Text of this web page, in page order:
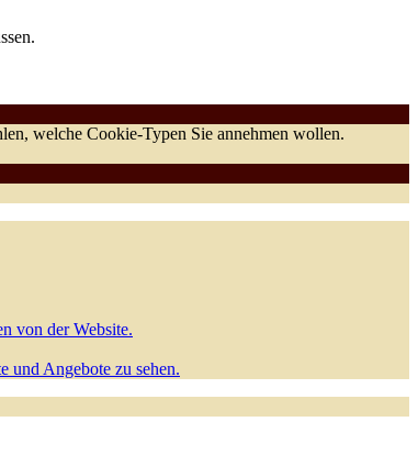
welche Cookie-Typen Sie annehmen wollen.
von der Website.
und Angebote zu sehen.